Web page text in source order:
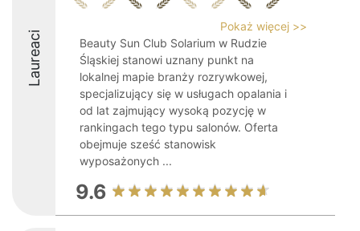
Laureaci
Pokaż więcej >>
Beauty Sun Club Solarium w Rudzie
Śląskiej stanowi uznany punkt na
lokalnej mapie branży rozrywkowej,
specjalizujący się w usługach opalania i
od lat zajmujący wysoką pozycję w
rankingach tego typu salonów. Oferta
obejmuje sześć stanowisk
wyposażonych ...
9.6